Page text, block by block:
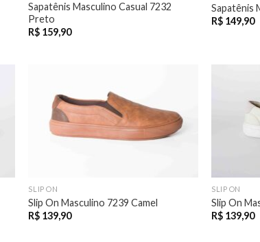
Sapatênis Masculino Casual 7232
Preto
R$ 159,90
Sapatênis
R$ 149,90
SLIP ON
Slip On Masculino 7239 Camel
R$ 139,90
SLIP ON
Slip On
R$ 139,90